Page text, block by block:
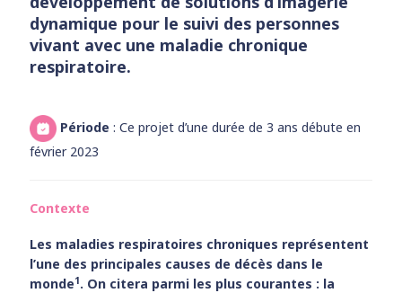
dynamique pour le suivi des personnes
vivant avec une maladie chronique
respiratoire.
Période : Ce projet d’une durée de 3 ans débute en
février 2023
Contexte
Les maladies respiratoires chroniques représentent
l’une des principales causes de décès dans le
monde1. On citera parmi les plus courantes : la